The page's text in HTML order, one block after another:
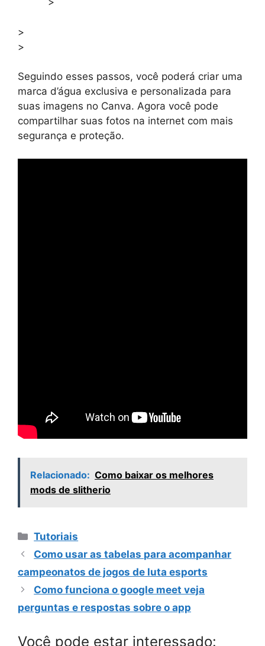
>
>
Seguindo esses passos, você poderá criar uma
marca d’água exclusiva e personalizada para
suas imagens no Canva. Agora você pode
compartilhar suas fotos na internet com mais
segurança e proteção.
Relacionado: Como baixar os melhores
mods de slitherio
Categorias
Tutoriais
Como usar as tabelas para acompanhar
campeonatos de jogos de luta esports
Como funciona o google meet veja
perguntas e respostas sobre o app
Você pode estar interessado: